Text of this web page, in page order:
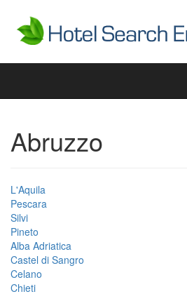
Abruzzo
L'Aquila
Pescara
Silvi
Pineto
Alba Adriatica
Castel di Sangro
Celano
Chieti